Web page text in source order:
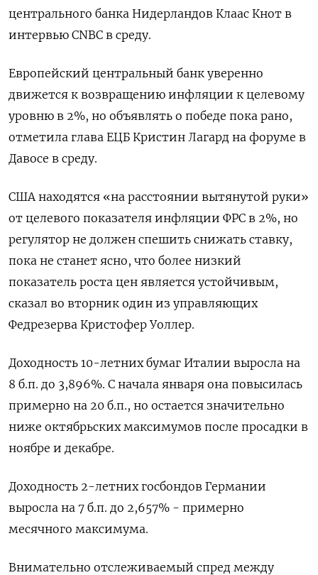
центрального банка Нидерландов Клаас Кнот в
интервью CNBC в среду.
Европейский центральный банк уверенно
движется к возвращению инфляции к целевому
уровню в 2%, но объявлять о победе пока рано,
отметила глава ЕЦБ Кристин Лагард на форуме в
Давосе в среду.
США находятся «на расстоянии вытянутой руки»
от целевого показателя инфляции ФРС в 2%, но
регулятор не должен спешить снижать ставку,
пока не станет ясно, что более низкий
показатель роста цен является устойчивым,
сказал во вторник один из управляющих
Федрезерва Кристофер Уоллер.
Доходность 10-летних бумаг Италии выросла на
8 б.п. до 3,896%. С начала января она повысилась
примерно на 20 б.п., но остается значительно
ниже октябрьских максимумов после просадки в
ноябре и декабре.
Доходность 2-летних госбондов Германии
выросла на 7 б.п. до 2,657% - примерно
месячного максимума.
Внимательно отслеживаемый спред между